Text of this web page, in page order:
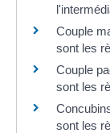
Couple
sont les
Couple
sont les
sont les